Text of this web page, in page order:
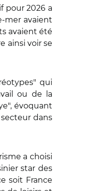
pour 2026 a
mer avaient
avaient été
ainsi voir se
qui
ou de la
évoquant
dans
a choisi
star des
soit France